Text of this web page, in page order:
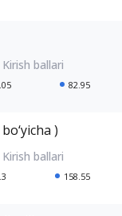
82.95
)
158.55